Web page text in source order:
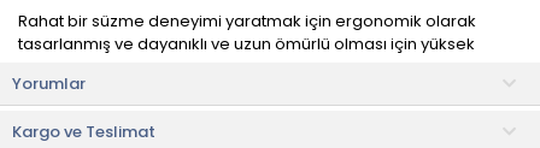
Rahat bir süzme deneyimi yaratmak için ergonomik olarak
tasarlanmış ve dayanıklı ve uzun ömürlü olması için yüksek
Kullanım ve Bakım Bilgileri
• Bulaşık makinesinde yıkanması uygundur.
Yorumlar
Kargo ve Teslimat